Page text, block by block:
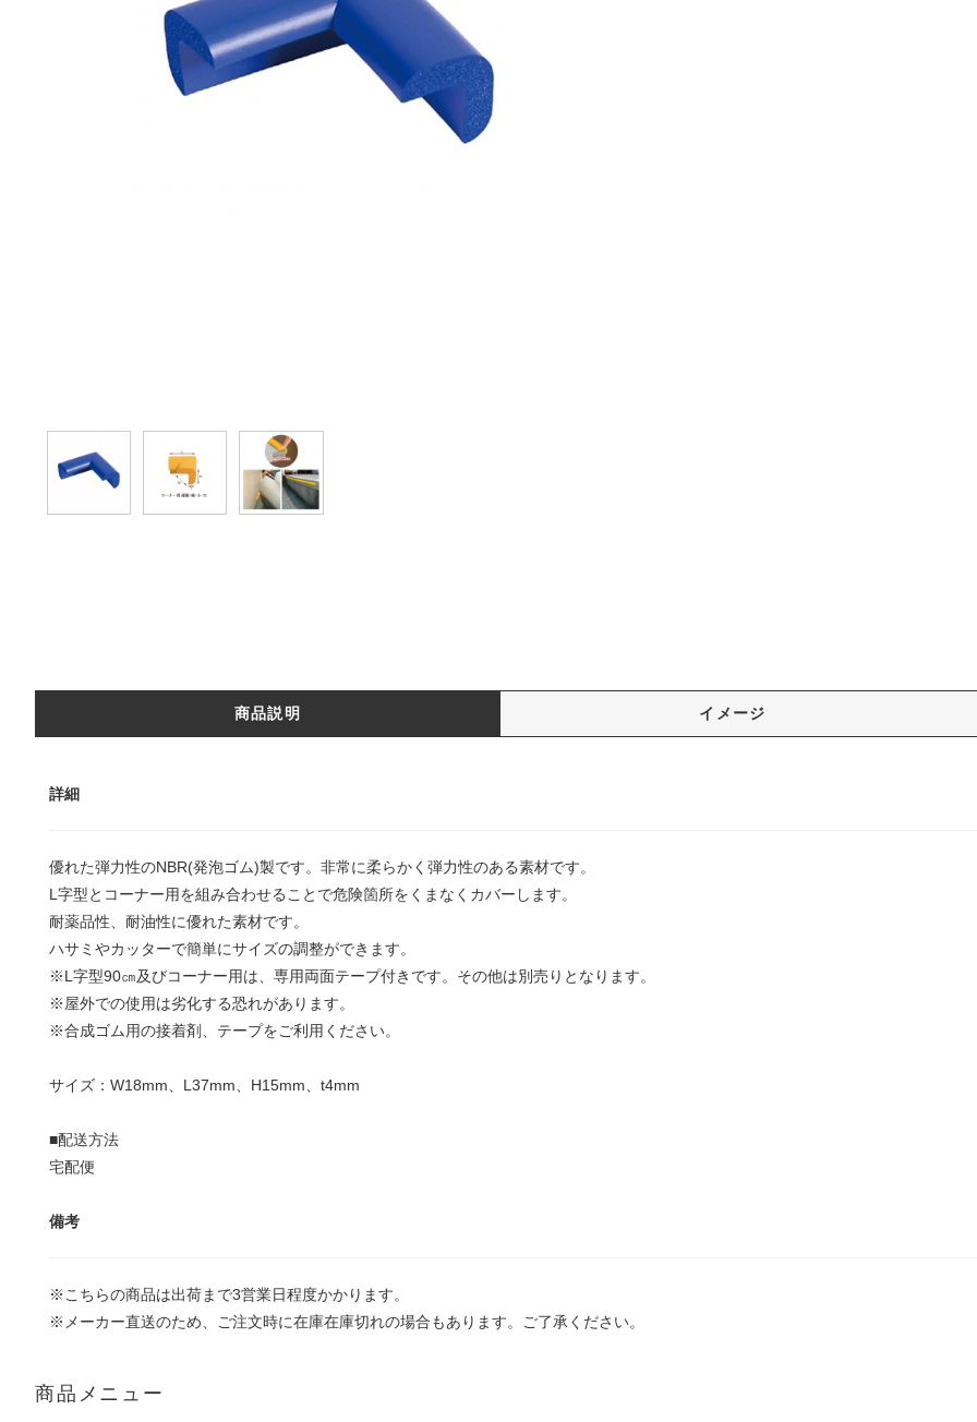
商品説明 イメージ
詳細
優れた弾力性のNBR(発泡ゴム)製です。非常に柔らかく弾力性のある素材です。
L字型とコーナー用を組み合わせることで危険箇所をくまなくカバーします。
耐薬品性、耐油性に優れた素材です。
ハサミやカッターで簡単にサイズの調整ができます。
※L字型90㎝及びコーナー用は、専用両面テープ付きです。その他は別売りとなります。
※屋外での使用は劣化する恐れがあります。
※合成ゴム用の接着剤、テープをご利用ください。
サイズ：W18mm、L37mm、H15mm、t4mm
■配送方法
宅配便
備考
※こちらの商品は出荷まで3営業日程度かかります。
※メーカー直送のため、ご注文時に在庫在庫切れの場合もあります。ご了承ください。
商品メニュー